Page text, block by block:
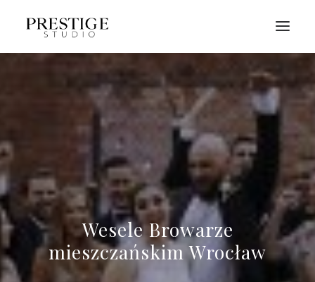
FILMY ŚLUBNE
WARSZTATY
KONTAKT
Wesele Browarze
mieszczańskim Wrocław